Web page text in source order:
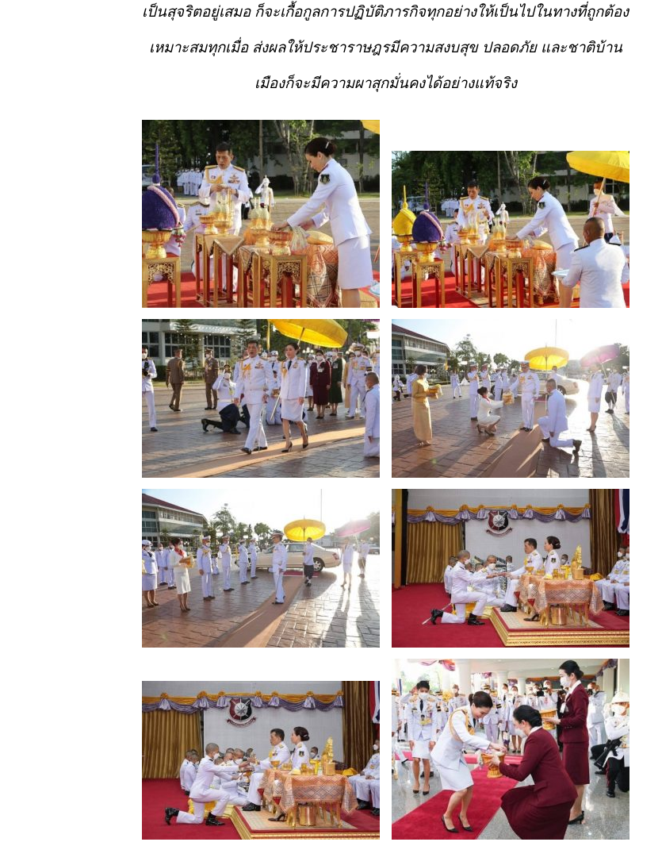
เป็นสุจริตอยู่เสมอ ก็จะเกื้อกูลการปฏิบัติภารกิจทุกอย่างให้เป็นไปในทางที่ถูกต้อง
เหมาะสมทุกเมื่อ ส่งผลให้ประชาราษฎรมีความสงบสุข ปลอดภัย และชาติบ้าน
เมืองก็จะมีความผาสุกมั่นคงได้อย่างแท้จริง